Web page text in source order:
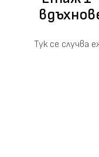
Тук се случва